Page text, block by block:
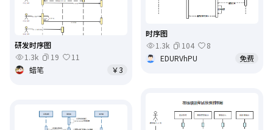
时序图
1.3k
104
8
EDURVhPU
免费
研发时序图
1.3k
19
11
蜡笔
￥3